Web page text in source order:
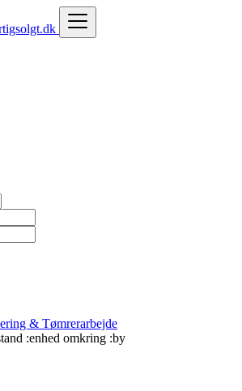
& Tømrerarbejde
:enhed omkring :by